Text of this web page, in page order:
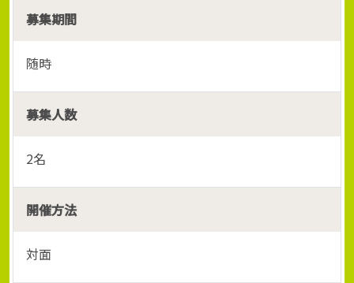
募集期間
随時
募集人数
2名
開催方法
対面